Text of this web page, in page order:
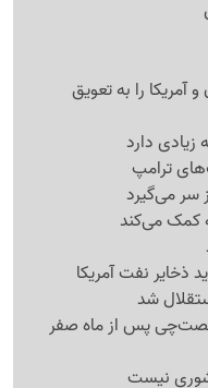
را به تعویق
زیادی دارد
ترامپ
سر می‌گیرد
کمک می‌کند
ذخایر نفت آمریکا
شد
شصت‌چی پس از ماه صفر
نیست